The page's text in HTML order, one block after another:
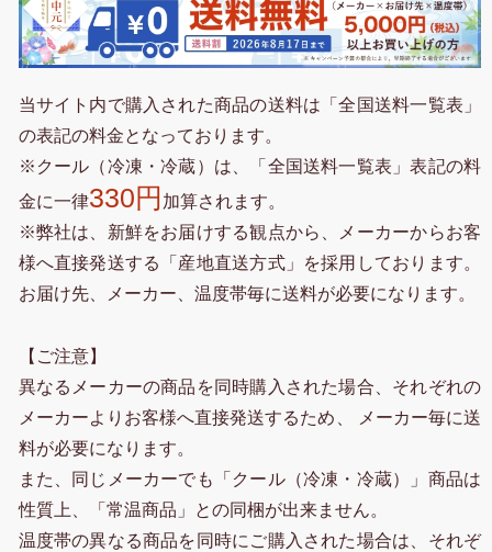
当サイト内で購入された商品の送料は「全国送料一覧表」
の表記の料金となっております。
※クール（冷凍・冷蔵）は、「全国送料一覧表」表記の料
金に一律330円 加算されます。
※弊社は、新鮮をお届けする観点から、メーカーからお客
様へ直接発送する「産地直送方式」を採用しております。
お届け先、メーカー、温度帯毎に送料が必要になります。
【ご注意】
異なるメーカーの商品を同時購入された場合、それぞれの
メーカーよりお客様へ直接発送するため、 メーカー毎に送
料が必要になります。
また、同じメーカーでも「クール（冷凍・冷蔵）」商品は
性質上、「常温商品」との同梱が出来ません。
温度帯の異なる商品を同時にご購入された場合は、それぞ